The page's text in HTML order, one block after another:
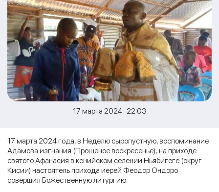
17 марта 2024 22:03
17 марта 2024 года, в Неделю сыропустную, воспоминание
Адамова изгнания (Прощеное воскресенье), на приходе
святого Афанасия в кенийском селении Ньябигеге (округ
Кисии) настоятель прихода иерей Феодор Ондоро
совершил Божественную литургию.